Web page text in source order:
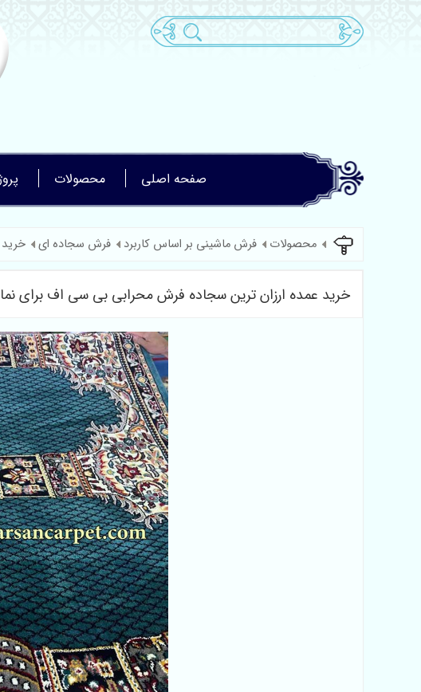
صفحه اصلی محصولات
محصولات فرش ماشینی بر اساس کاربرد فرش سجاده ای
خرید عمده ارزان ترین سجاده فرش محرابی بی سی اف برای